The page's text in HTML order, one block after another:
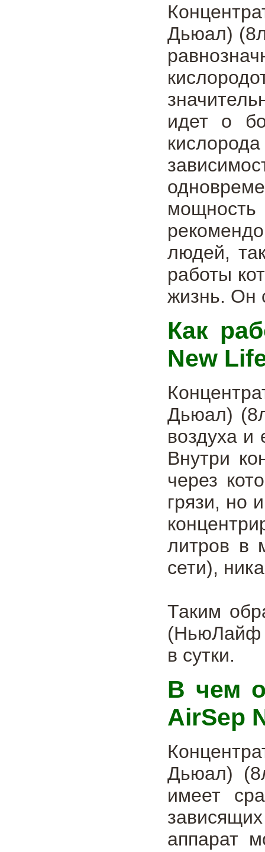
Дьюал)
идет о
людей,
работы
жизнь. Он
Как
New
Дьюал)
воздуха и
Внутри
через
грязи, но
литров в
сети),
Таким
(НьюЛайф
в сутки.
В чем
AirSep
Дьюал)
имеет
аппарат